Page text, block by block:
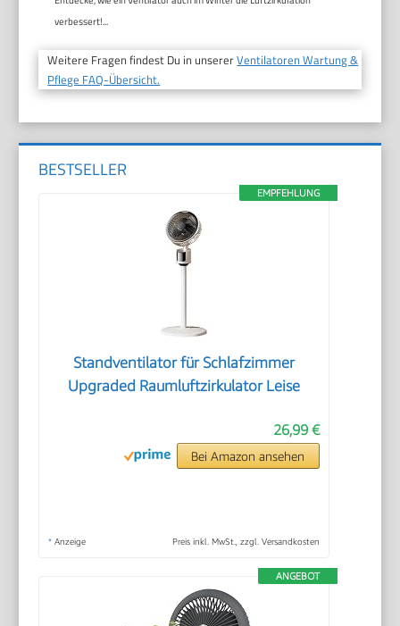
verbessert!...
Weitere Fragen findest Du in unsererVentilatoren Wartung &
Pflege FAQ-Übersicht.
BESTSELLER
EMPFEHLUNG
Standventilator für Schlafzimmer
Upgraded Raumluftzirkulator Leise
26,99 €
Bei Amazon ansehen
* Anzeige Preis inkl. MwSt., zzgl. Versandkosten
ANGEBOT